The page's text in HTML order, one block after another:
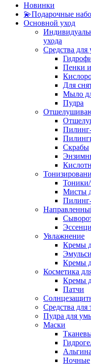
Новинки
💫Подарочные
Основной уход
ухода
Средства
Пенки
Для
Мыло
Пудра
Скрабы
Мисты
Увлажнение
Кремы
Кремы
Косметика
Кремы
Патчи
Средства
Пудра для
Маски
Ночные